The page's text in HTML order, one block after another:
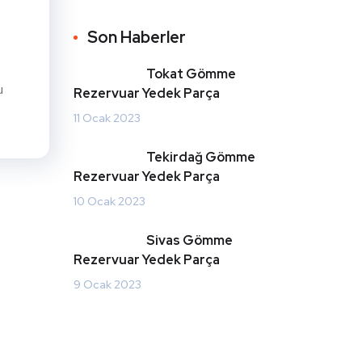
Son Haberler
Tokat Gömme
Rezervuar Yedek Parça
11 Ocak 2023
Tekirdağ Gömme
Rezervuar Yedek Parça
10 Ocak 2023
Sivas Gömme
Rezervuar Yedek Parça
9 Ocak 2023